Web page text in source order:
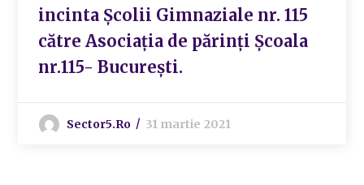
incinta Școlii Gimnaziale nr. 115
către Asociația de părinți Școala
nr.115- București.
Sector5.ro 31 martie 2021